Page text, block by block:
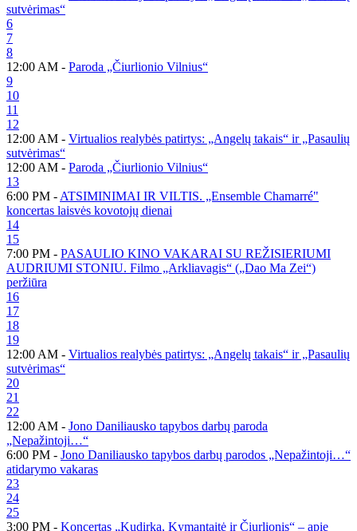
sutvėrimas“
6
7
8
12:00 AM - Paroda „Čiurlionio Vilnius“
9
10
11
12
12:00 AM - Virtualios realybės patirtys: „Angelų takais“ ir „Pasaulių
sutvėrimas“
12:00 AM - Paroda „Čiurlionio Vilnius“
13
6:00 PM - ATSIMINIMAI IR VILTIS. „Ensemble Chamarré"
koncertas laisvės kovotojų dienai
14
15
7:00 PM - PASAULIO KINO VAKARAI SU REŽISIERIUMI
AUDRIUMI STONIU. Filmo „Arkliavagis“ („Dao Ma Zei“)
peržiūra
16
17
18
19
12:00 AM - Virtualios realybės patirtys: „Angelų takais“ ir „Pasaulių
sutvėrimas“
20
21
22
12:00 AM - Jono Daniliausko tapybos darbų paroda
„Nepažintoji…“
6:00 PM - Jono Daniliausko tapybos darbų parodos „Nepažintoji…“
atidarymo vakaras
23
24
25
3:00 PM - Koncertas „Kudirka, Kymantaitė ir Čiurlionis“ – apie